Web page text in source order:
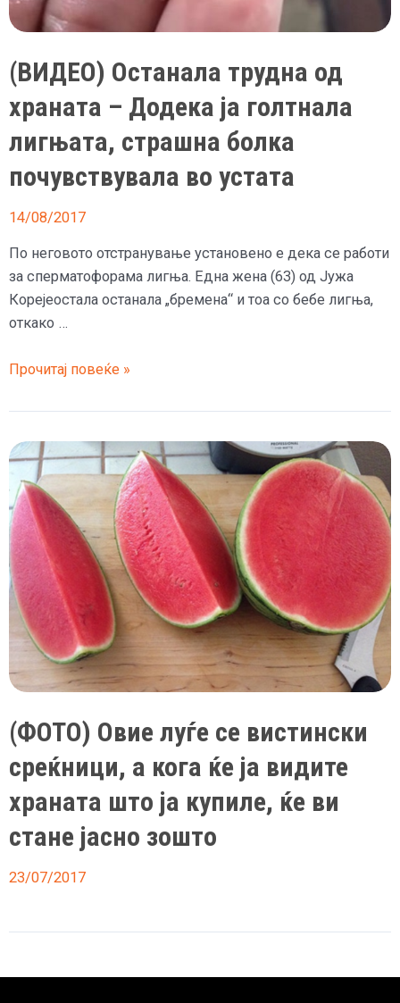
(ВИДЕО) Останала трудна од
храната – Додека ја голтнала
лигњата, страшна болка
почувствувала во устата
14/08/2017
По неговото отстранување установено е дека се работи
за сперматофорама лигња. Една жена (63) од Јужа
Корејеостала останала „бремена“ и тоа со бебе лигња,
откако …
(ВИДЕО)
трудна
од
храната
Додека
ја
голтнала
лигњата,
страшна
болка
почувствувала
во
устата
Прочитај повеќе »
(ФОТО) Овие луѓе се вистински
среќници, а кога ќе ја видите
храната што ја купиле, ќе ви
стане јасно зошто
23/07/2017